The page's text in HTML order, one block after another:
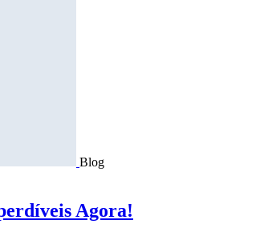
Blog
Agora!